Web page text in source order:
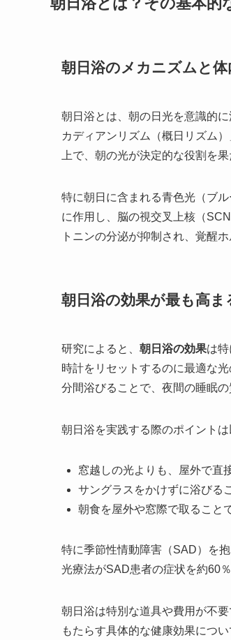
朝日浴のメカニズムと
朝日浴とは、朝の日光を意識的
カディアンリズム（概日リズム
上で、朝の光が決定的な役割を果
特に朝日に含まれる青色光（ブ
に作用し、脳の視交叉上核（
トニンの分泌が抑制され、覚醒
朝日浴の効果が最も高ま
研究によると、 朝日浴の効果は
時計をリセットするのに最適な
分間浴びることで、夜間の睡眠
朝日浴を実践する際のポイントは
窓越しの光よりも、屋外で直
サングラスをかけずに浴びる
朝食を屋外や窓際で取ること
特に季節性情動障害（SAD）を抱
光療法がSAD患者の症状を約60
朝日浴は特別な道具や費用が不
もたらす具体的な健康効果につ